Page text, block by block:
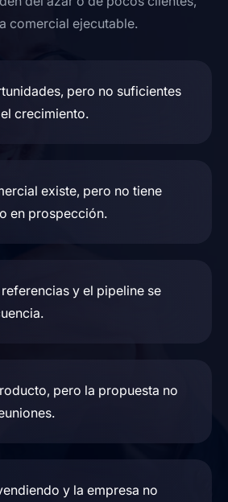
comercial ejecutable.
pero no suficientes
crecimiento.
existe, pero no tiene
en prospección.
y el pipeline se
pero la propuesta no
y la empresa no